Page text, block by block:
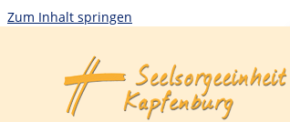
Zum Inhalt springen